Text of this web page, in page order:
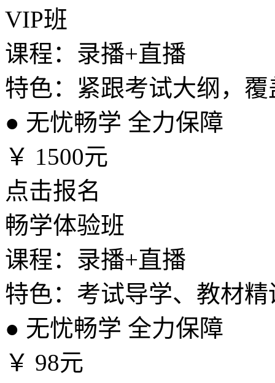
VIP班
课程：录播+直播
特色：紧跟考试大纲，
● 无忧畅学 全力保障
￥ 1500元
点击报名
畅学体验班
课程：录播+直播
特色：考试导学、教材
● 无忧畅学 全力保障
￥ 98元